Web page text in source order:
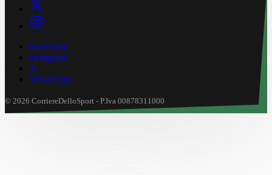
Facebook
Instagram
X
WhatsApp
© 2026 CorriereDelloSport - P.Iva 00878311000